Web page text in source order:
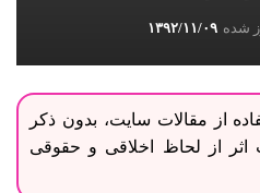
شده ۱۳۹۲/۱۱/۰۹
از مقالات سایت، بدون ذکر
از لحاظ اخلاقی و حقوقی